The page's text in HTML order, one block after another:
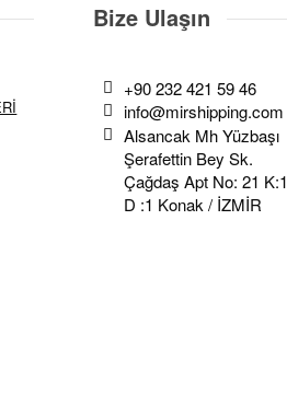
Bize Ulaşın
+90 232 421 59 46
info@mirshipping.com
Alsancak Mh Yüzbaşı
Şerafettin Bey Sk.
Çağdaş Apt No: 21 K:1
D :1 Konak / İZMİR